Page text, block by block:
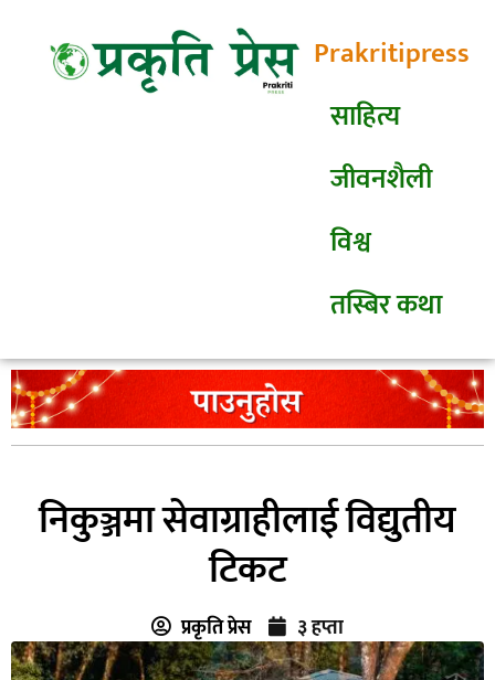
Prakritipress
साहित्य
जीवनशैली
विश्व
तस्बिर कथा
निकुञ्जमा सेवाग्राहीलाई विद्युतीय
टिकट
प्रकृति प्रेस ३ हप्ता